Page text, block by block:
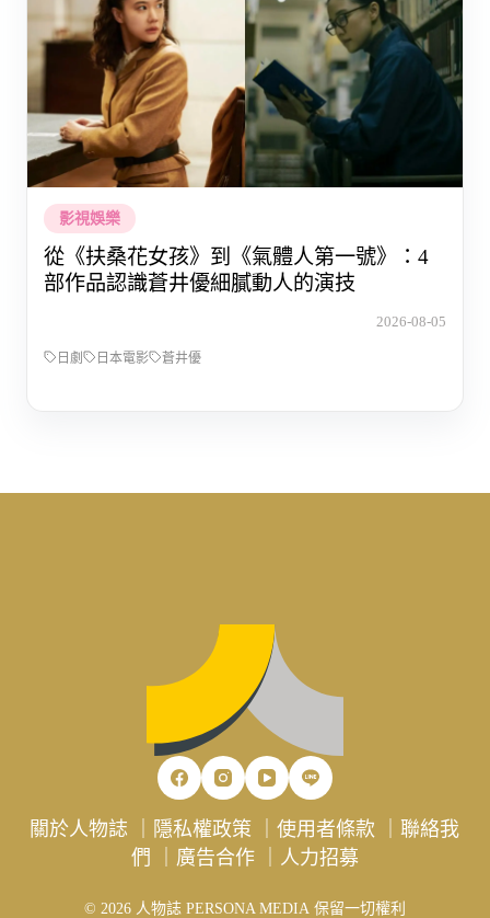
影視娛樂
從《扶桑花女孩》到《氣體人第一號》：4
部作品認識蒼井優細膩動人的演技
2026-08-05
日劇 日本電影 蒼井優
關於人物誌 隱私權政策 ｜使用者條款 ｜聯絡我
們
廣告合作｜ 人力招募
© 2026 人物誌 PERSONA MEDIA 保留一切權利